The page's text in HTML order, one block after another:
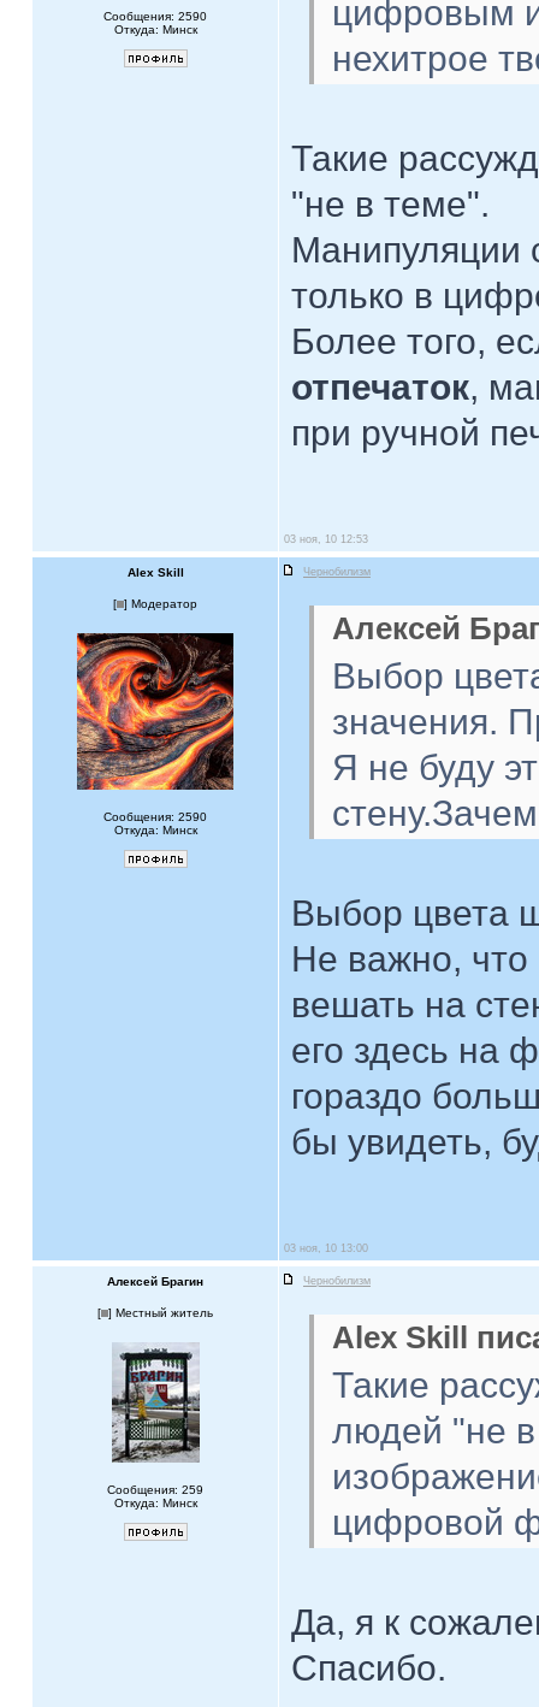
Сообщения: 2590
Откуда: Минск
цифровым
нехитрое
Такие
"не в теме".
Манипуляции
только в
Более того,
отпечаток,
при ручной
03 ноя, 10 12:53
Alex Skill Чернобилизм
[ ] Модератор
Сообщения: 2590
Откуда: Минск
Алексей
Выбор
значения.
Я не буду
Выбор цвета
Не важно, что
вешать на
его здесь на
гораздо
бы увидеть,
03 ноя, 10 13:00
Алексей Брагин Чернобилизм
[ ] Местный житель
Сообщения: 259
Откуда: Минск
Alex Skill
Такие
людей "не
цифровой
Да, я к
Спасибо.